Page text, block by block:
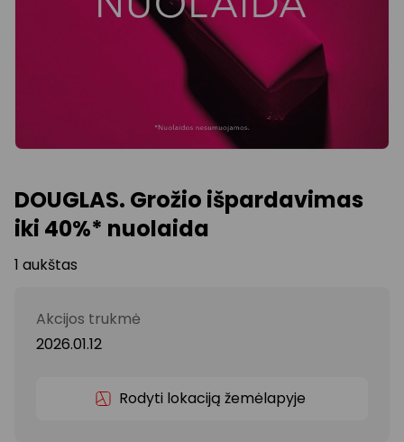
DOUGLAS. Grožio išpardavimas
iki 40%* nuolaida
1 aukštas
Akcijos trukmė
2026.01.12
Rodyti lokaciją žemėlapyje